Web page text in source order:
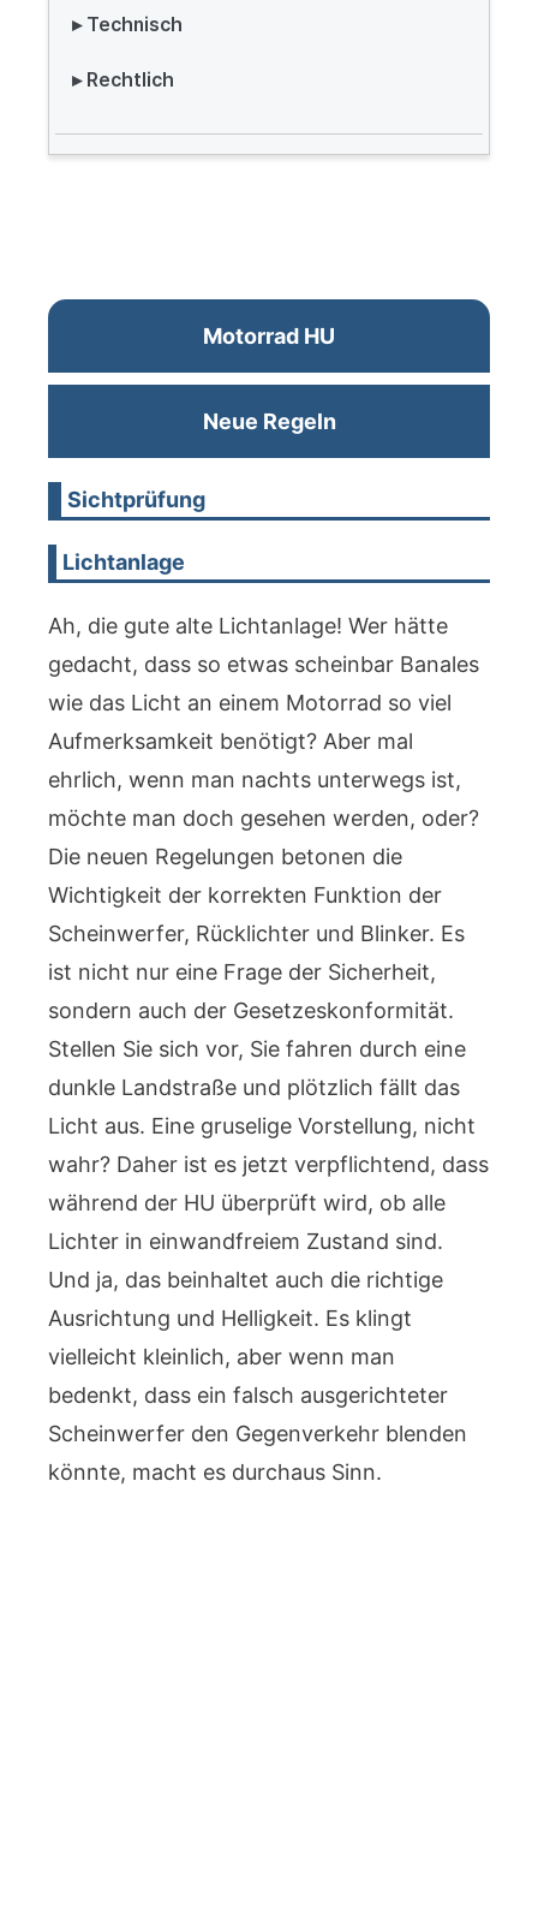
▸ Technisch
▸ Rechtlich
Motorrad HU
Neue Regeln
Sichtprüfung
Lichtanlage
Ah, die gute alte Lichtanlage! Wer hätte
gedacht, dass so etwas scheinbar Banales
wie das Licht an einem Motorrad so viel
Aufmerksamkeit benötigt? Aber mal
ehrlich, wenn man nachts unterwegs ist,
möchte man doch gesehen werden, oder?
Die neuen Regelungen betonen die
Wichtigkeit der korrekten Funktion der
Scheinwerfer, Rücklichter und Blinker. Es
ist nicht nur eine Frage der Sicherheit,
sondern auch der Gesetzeskonformität.
Stellen Sie sich vor, Sie fahren durch eine
dunkle Landstraße und plötzlich fällt das
Licht aus. Eine gruselige Vorstellung, nicht
wahr? Daher ist es jetzt verpflichtend, dass
während der HU überprüft wird, ob alle
Lichter in einwandfreiem Zustand sind.
Und ja, das beinhaltet auch die richtige
Ausrichtung und Helligkeit. Es klingt
vielleicht kleinlich, aber wenn man
bedenkt, dass ein falsch ausgerichteter
Scheinwerfer den Gegenverkehr blenden
könnte, macht es durchaus Sinn.